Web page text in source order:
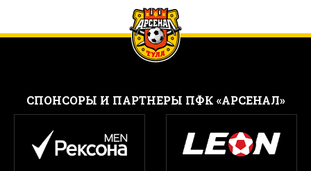
CПОНСОРЫ И ПАРТНЕРЫ ПФК «АРСЕНАЛ»